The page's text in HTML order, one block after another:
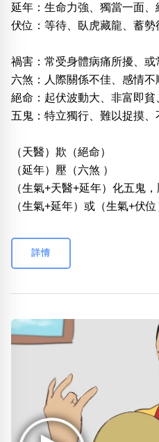
延年：生命力強、獨當一面、
伏位：等待、臥虎藏龍、蓄勢
禍害：常受身體病痛所擾、或
六煞：人際關係不佳、感情不
絕命：起伏波動大、非富即
五鬼：特立獨行、難以捉摸、
（天醫）欺（絕命）
（延年）壓（六煞 ）
（生氣+天醫+延年）化五鬼
（生氣+延年）或（生氣+伏
詳情